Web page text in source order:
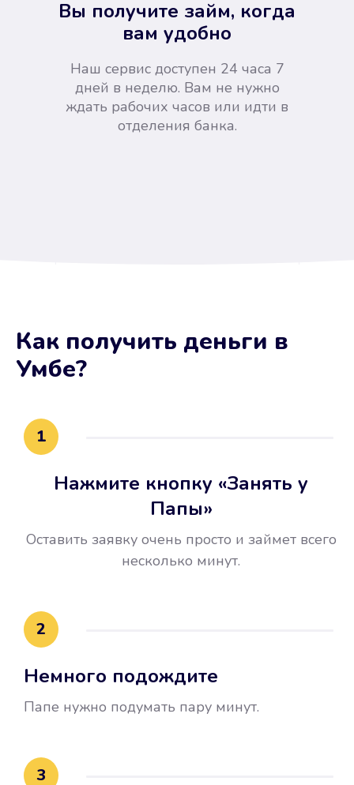
Вы получите займ, когда
вам удобно
Наш сервис доступен 24 часа 7
дней в неделю. Вам не нужно
ждать рабочих часов или идти в
отделения банка.
Не потребовались справки, залоги
и поручители. Папа вам доверяет.
воспользовались бесплатной
это открыло новые возможности в
Как получить деньги в
Умбе?
1
Нажмите кнопку «Занять у
Папы»
Оставить заявку очень просто и займет всего
несколько минут.
2
Немного подождите
Папе нужно подумать пару минут.
3